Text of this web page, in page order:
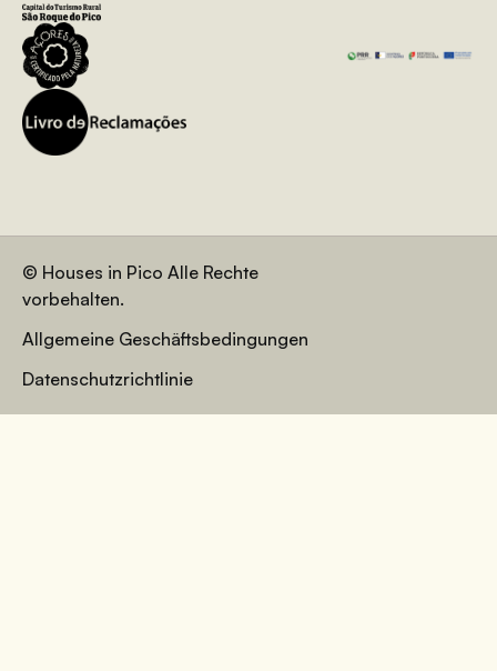
© Houses in Pico Alle Rechte
vorbehalten.
Allgemeine Geschäftsbedingungen
Datenschutzrichtlinie